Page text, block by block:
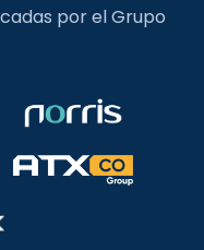
por el Grupo